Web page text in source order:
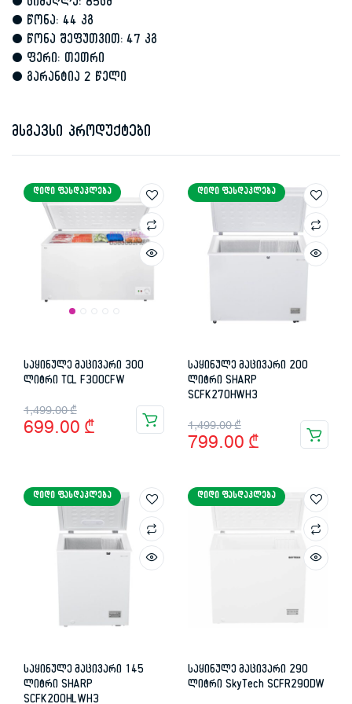
• სიმაღლე: 85სმ
• წონა: 44 კგ
• წონა შეფუთვით: 47 კგ
• ფერი: თეთრი
• გარანტია 2 წელი
მსგავსი პროდუქტები
ᲓᲘᲓᲘ ᲤᲐᲡᲓᲐᲙᲚᲔᲑᲐ
საყინულე მაცივარი 300
ლიტრი TCL F300CFW
1,499.00₾
Original
price
1,499.00 ₾.
699.00 ₾
Current
price
699.00 ₾.
ᲓᲘᲓᲘ ᲤᲐᲡᲓᲐᲙᲚᲔᲑᲐ
საყინულე მაცივარი 200
ლიტრი SHARP
SCFK270HWH3
1,499.00₾
Original
price
1,499.00 ₾.
799.00 ₾
Current
price
799.00 ₾.
ᲓᲘᲓᲘ ᲤᲐᲡᲓᲐᲙᲚᲔᲑᲐ
საყინულე მაცივარი 145
ლიტრი SHARP
SCFK200HLWH3
ᲓᲘᲓᲘ ᲤᲐᲡᲓᲐᲙᲚᲔᲑᲐ
საყინულე მაცივარი 290
ლიტრი SkyTech SCFR290DW